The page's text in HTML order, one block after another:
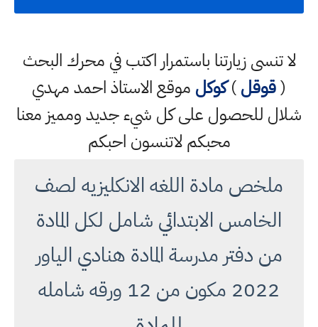
لا تنسى زيارتنا باستمرار اكتب في محرك البحث
(قوقل)كوكل موقع الاستاذ احمد مهدي
شلال للحصول على كل شيء جديد ومميز معنا
محبكم لاتنسون احبكم
ملخص مادة اللغه الانكليزيه لصف
الخامس الابتدائي شامل لكل المادة
من دفتر مدرسة المادة هنادي الياور
2022 مكون من 12 ورقه شامله